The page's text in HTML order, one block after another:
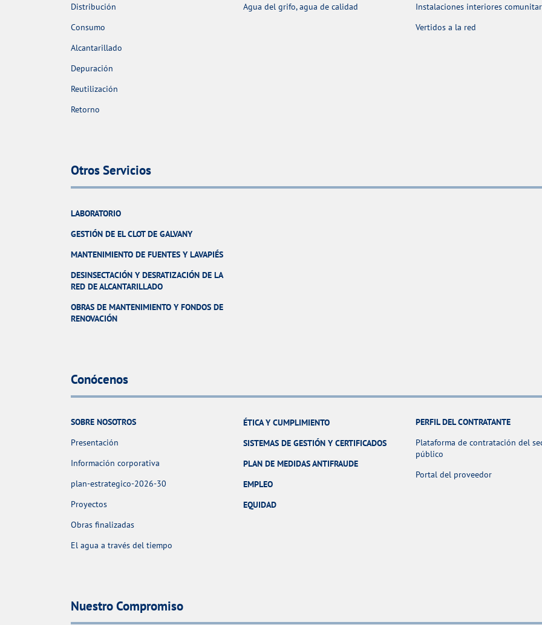
Distribución
Consumo
Alcantarillado
Depuración
Reutilización
Retorno
Agua del grifo, agua de calidad
Instalaciones interiores
Vertidos a la red
Otros Servicios
LABORATORIO
GESTIÓN DE EL CLOT DE GALVANY
MANTENIMIENTO DE FUENTES Y LAVAPIÉS
DESINSECTACIÓN Y DESRATIZACIÓN DE LA
RED DE ALCANTARILLADO
OBRAS DE MANTENIMIENTO Y FONDOS DE
RENOVACIÓN
Conócenos
SOBRE NOSOTROS
Presentación
Información corporativa
plan-estrategico-2026-30
Proyectos
Obras finalizadas
El agua a través del tiempo
ÉTICA Y CUMPLIMIENTO
SISTEMAS DE GESTIÓN Y CERTIFICADOS
PLAN DE MEDIDAS ANTIFRAUDE
EMPLEO
EQUIDAD
PERFIL DEL CONTRATANTE
Plataforma de contratación del
público
Portal del proveedor
Nuestro Compromiso